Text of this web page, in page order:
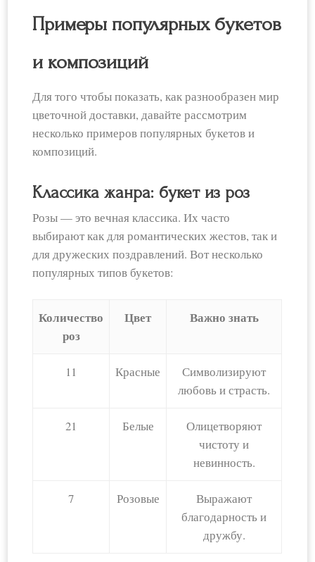
Примеры популярных букетов
и композиций
Для того чтобы показать, как разнообразен мир
цветочной доставки, давайте рассмотрим
несколько примеров популярных букетов и
композиций.
Классика жанра: букет из роз
Розы — это вечная классика. Их часто
выбирают как для романтических жестов, так и
для дружеских поздравлений. Вот несколько
популярных типов букетов:
Количество
роз
Цвет Важно знать
11 Красные
Символизируют
любовь и страсть.
21 Белые
Олицетворяют
чистоту и
невинность.
7 Розовые
Выражают
благодарность и
дружбу.